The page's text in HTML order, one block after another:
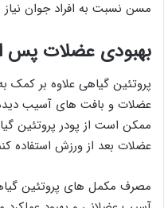
مسن نسبت به افراد جوان نیاز
بهبودی عضلات پس
پروتئین گیاهی علاوه بر کمک
عضلات و بافت های آسیب دیده
ممکن است از پودر پروتئین
عضلات بعد از ورزش استفاده
مصرف مکمل های پروتئین